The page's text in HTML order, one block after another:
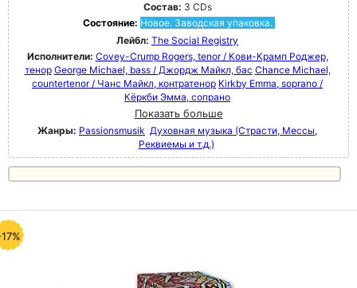
Состав: 3 CDs
Состояние: Новое. Заводская упаковка.
Лейбл: The Social Registry
Исполнители: Covey-Crump Rogers, tenor / Кови-Крамп Роджер,
тенор George Michael, bass / Джордж Майкл, бас Chance Michael,
countertenor / Чанс Майкл, контратенор Kirkby Emma, soprano /
Кёркби Эмма, сопрано
Показать больше
Жанры: Passionsmusik Духовная музыка (Страсти, Мессы,
Реквиемы и т.д.)